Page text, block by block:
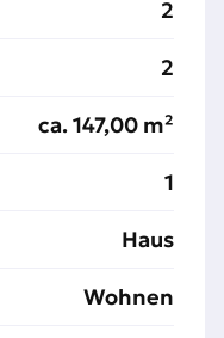
2
2
ca. 147,00 m²
1
Haus
Wohnen